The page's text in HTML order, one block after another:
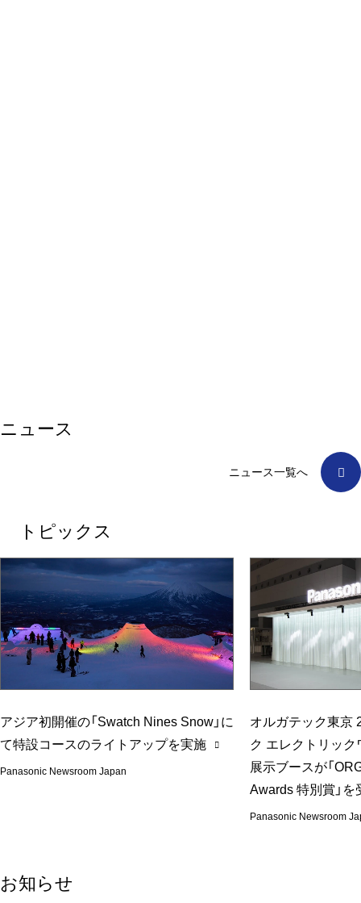
ニュース
ニュース一覧へ
トピックス
アジア初開催の「Swatch Nines Snow」に
て特設コースのライトアップを実施
Panasonic Newsroom Japan
オルガテック東京
ク エレクトリッ
展示ブースが「
Awards 特別賞」を
Panasonic Newsroom
お知らせ